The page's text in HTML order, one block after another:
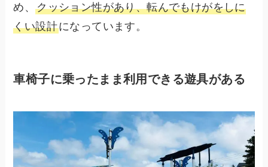
め、クッション性があり、転んでもけがをしに
くい設計になっています。
車椅子に乗ったまま利用できる遊具がある